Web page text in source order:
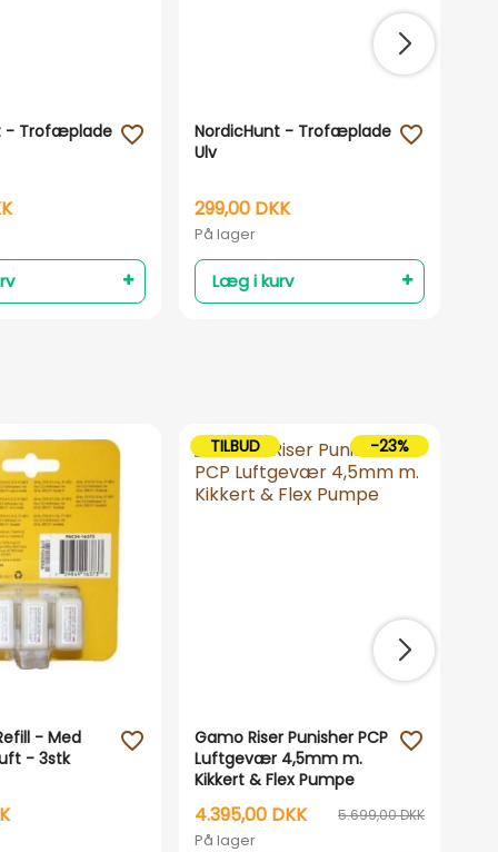
- Trofæplade favorite_outline
NordicHunt - Trofæplade
Ulv
299,00 DKK
På lager
Læg i kurv
favorite_outline
- Med
- 3stk
favorite_outline
Gamo Riser Punisher PCP
Luftgevær 4,5mm m.
Kikkert & Flex Pumpe
5.699,00 DKK
4.395,00 DKK
På lager
favorite_outline
TILBUD -23%